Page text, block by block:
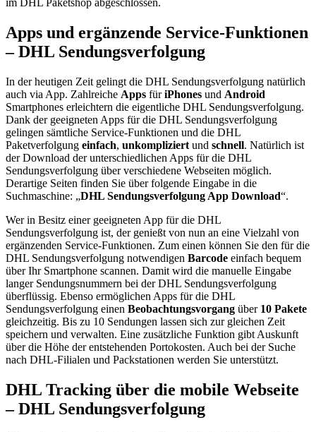
im DHL Paketshop abgeschlossen.
Apps und ergänzende Service-Funktionen
– DHL Sendungsverfolgung
In der heutigen Zeit gelingt die DHL Sendungsverfolgung natürlich
auch via App. Zahlreiche Apps füriPhones und Android
Smartphones erleichtern die eigentliche DHL Sendungsverfolgung.
Dank der geeigneten Apps für die DHL Sendungsverfolgung
gelingen sämtliche Service-Funktionen und die DHL
Paketverfolgung einfach, unkompliziert und schnell. Natürlich ist
der Download der unterschiedlichen Apps für die DHL
Sendungsverfolgung über verschiedene Webseiten möglich.
Derartige Seiten finden Sie über folgende Eingabe in die
Suchmaschine: „DHL Sendungsverfolgung App Download“.
Wer in Besitz einer geeigneten App für die DHL
Sendungsverfolgung ist, der genießt von nun an eine Vielzahl von
ergänzenden Service-Funktionen. Zum einen können Sie den für die
DHL Sendungsverfolgung notwendigen Barcode einfach bequem
über Ihr Smartphone scannen. Damit wird die manuelle Eingabe
langer Sendungsnummern bei der DHL Sendungsverfolgung
überflüssig. Ebenso ermöglichen Apps für die DHL
Sendungsverfolgung einen Beobachtungsvorgang über 10 Pakete
gleichzeitig. Bis zu 10 Sendungen lassen sich zur gleichen Zeit
speichern und verwalten. Eine zusätzliche Funktion gibt Auskunft
über die Höhe der entstehenden Portokosten. Auch bei der Suche
nach DHL-Filialen und Packstationen werden Sie unterstützt.
DHL Tracking über die mobile Webseite
– DHL Sendungsverfolgung